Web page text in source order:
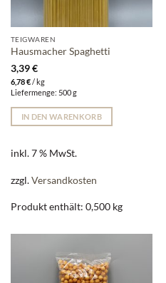
TEIGWAREN
Hausmacher Spaghetti
3,39€
6,78€/kg
Liefermenge: 500 g
IN DEN WARENKORB
inkl. 7 % MwSt.
zzgl.Versandkosten
Produkt enthält: 0,500 kg